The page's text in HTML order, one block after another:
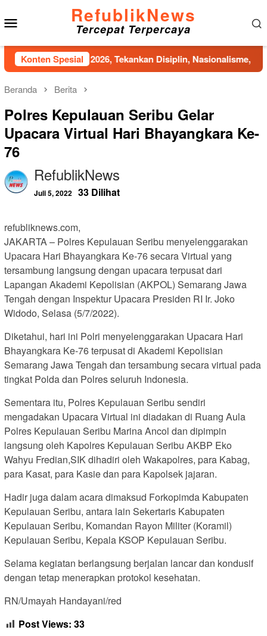
ke
konten
RefublikNews
Tercepat Terpercaya
Konten Spesial
Bandung 2026, Tekankan Disiplin, Nasionalisme, dan
Beranda Berita
Polres Kepulauan Seribu Gelar
Upacara Virtual Hari Bhayangkara Ke-
76
RefublikNews
Juli 5, 2022 33 Dilihat
refubliknews.com,
JAKARTA – Polres Kepulauan Seribu menyelenggarakan
Upacara Hari Bhayangkara Ke-76 secara Virtual yang
tersambung langsung dengan upacara terpusat dari
Lapangan Akademi Kepolisian (AKPOL) Semarang Jawa
Tengah dengan Inspektur Upacara Presiden RI Ir. Joko
Widodo, Selasa (5/7/2022).
Diketahui, hari ini Polri menyelenggarakan Upacara Hari
Bhayangkara Ke-76 terpusat di Akademi Kepolisian
Semarang Jawa Tengah dan tersambung secara virtual pada
tingkat Polda dan Polres seluruh Indonesia.
Sementara itu, Polres Kepulauan Seribu sendiri
mengadakan Upacara Virtual ini diadakan di Ruang Aula
Polres Kepulauan Seribu Marina Ancol dan dipimpin
langsung oleh Kapolres Kepulauan Seribu AKBP Eko
Wahyu Fredian,SIK dihadiri oleh Wakapolres, para Kabag,
para Kasat, para Kasie dan para Kapolsek jajaran.
Hadir juga dalam acara dimaksud Forkopimda Kabupaten
Kepulauan Seribu, antara lain Sekertaris Kabupaten
Kepulauan Seribu, Komandan Rayon Militer (Koramil)
Kepulauan Seribu, Kepala KSOP Kepulauan Seribu.
Selama kegiatan berlangsung berjalan lancar dan kondusif
dengan tetap menerapkan protokol kesehatan.
RN/Umayah Handayani/red
Post Views: 33